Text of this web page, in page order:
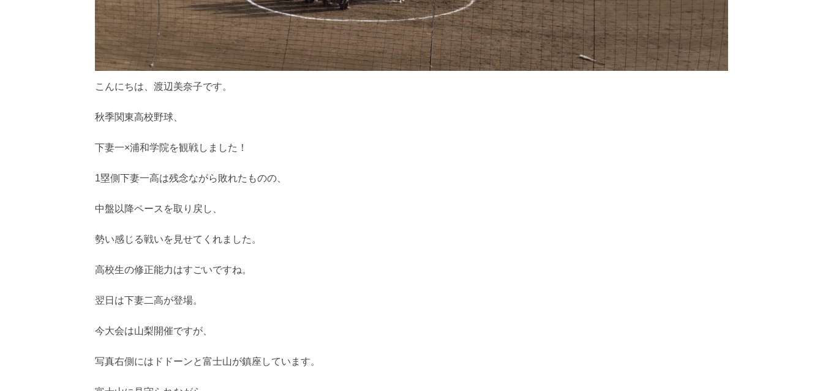
こんにちは、渡辺美奈子です。
秋季関東高校野球、
下妻一×浦和学院を観戦しました！
1塁側下妻一高は残念ながら敗れたものの、
中盤以降ペースを取り戻し、
勢い感じる戦いを見せてくれました。
高校生の修正能力はすごいですね。
翌日は下妻二高が登場。
今大会は山梨開催ですが、
写真右側にはドドーンと富士山が鎮座しています。